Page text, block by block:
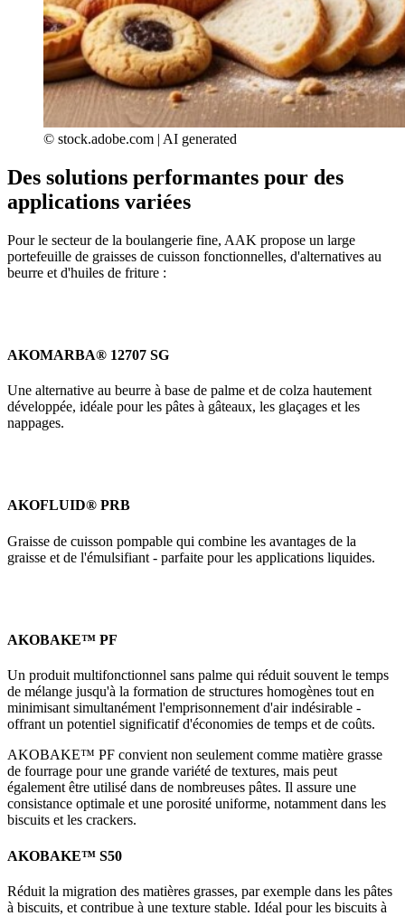
© stock.adobe.com | AI generated
Des solutions performantes pour des
applications variées
Pour le secteur de la boulangerie fine, AAK propose un large
portefeuille de graisses de cuisson fonctionnelles, d'alternatives au
beurre et d'huiles de friture :
AKOMARBA® 12707 SG
Une alternative au beurre à base de palme et de colza hautement
développée, idéale pour les pâtes à gâteaux, les glaçages et les
nappages.
AKOFLUID® PRB
Graisse de cuisson pompable qui combine les avantages de la
graisse et de l'émulsifiant - parfaite pour les applications liquides.
AKOBAKE™ PF
Un produit multifonctionnel sans palme qui réduit souvent le temps
de mélange jusqu'à la formation de structures homogènes tout en
minimisant simultanément l'emprisonnement d'air indésirable -
offrant un potentiel significatif d'économies de temps et de coûts.
AKOBAKE™ PF convient non seulement comme matière grasse
de fourrage pour une grande variété de textures, mais peut
également être utilisé dans de nombreuses pâtes. Il assure une
consistance optimale et une porosité uniforme, notamment dans les
biscuits et les crackers.
AKOBAKE™ S50
Réduit la migration des matières grasses, par exemple dans les pâtes
à biscuits, et contribue à une texture stable. Idéal pour les biscuits à